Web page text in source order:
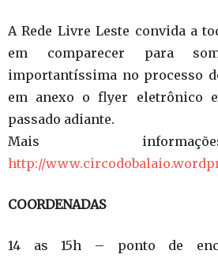
A Rede Livre Leste convida a
em comparecer para
importantíssima no processo
em anexo o flyer eletrônico
passado adiante.
Mais
http://
COORDENADAS
14 as 15h – ponto de